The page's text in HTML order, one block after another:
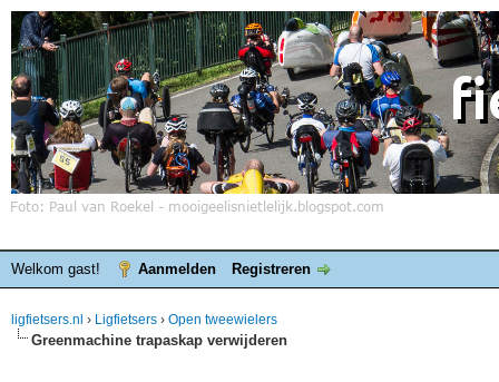
Welkom gast! Aanmelden Registreren
ligfietsers.nl › Ligfietsers › Open tweewielers
Greenmachine trapaskap verwijderen